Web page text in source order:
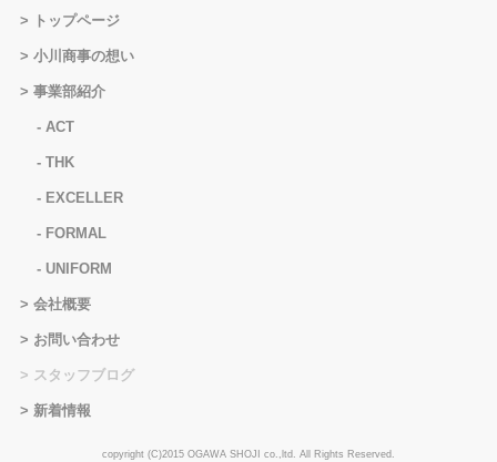
トップページ
小川商事の想い
事業部紹介
ACT
THK
EXCELLER
FORMAL
UNIFORM
会社概要
お問い合わせ
スタッフブログ
新着情報
copyright (C)2015 OGAWA SHOJI co.,ltd. All Rights Reserved.